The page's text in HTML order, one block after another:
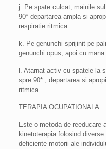
j. Pe spate culcat, mainile
90* departarea ampla si
respiratie ritmica.
k. Pe genunchi sprijinit pe
genunchi opus, apoi cu
l. Atarnat activ cu spatele la
spre 90* ; departarea si
ritmica.
TERAPIA OCUPATIONALA:
Este o metoda de reeducare
kinetoterapia folosind
deficiente motorii ale